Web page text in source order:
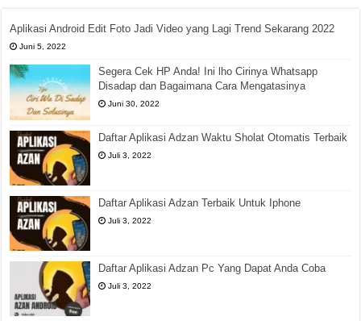
Aplikasi Android Edit Foto Jadi Video yang Lagi Trend Sekarang 2022
Juni 5, 2022
Segera Cek HP Anda! Ini lho Cirinya Whatsapp
Disadap dan Bagaimana Cara Mengatasinya
Juni 30, 2022
Daftar Aplikasi Adzan Waktu Sholat Otomatis Terbaik
Juli 3, 2022
Daftar Aplikasi Adzan Terbaik Untuk Iphone
Juli 3, 2022
Daftar Aplikasi Adzan Pc Yang Dapat Anda Coba
Juli 3, 2022